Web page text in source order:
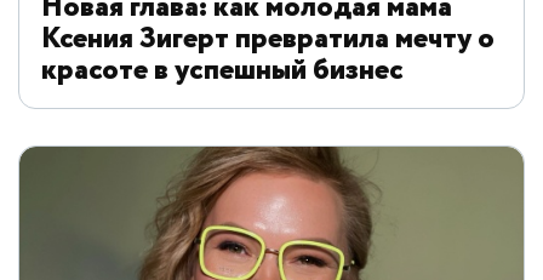
Ксения Зигерт превратила мечту о
красоте в успешный бизнес